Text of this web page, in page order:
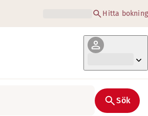
Hitta bokning
Sök